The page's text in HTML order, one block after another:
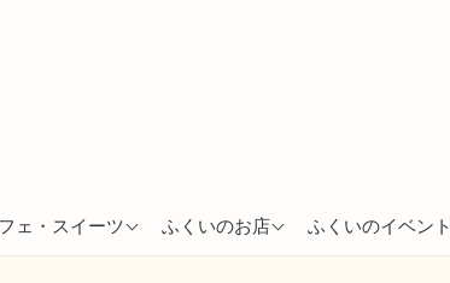
ェ・スイーツ ふくいのお店
越前市
ふくいのイベント
越前市